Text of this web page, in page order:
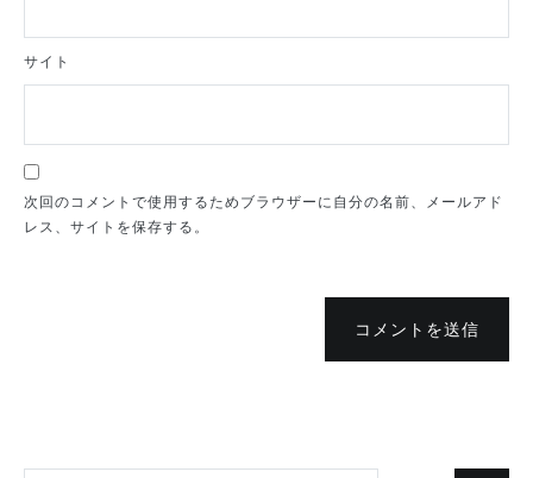
サイト
次回のコメントで使用するためブラウザーに自分の名前、メールアド
レス、サイトを保存する。
コメントを送信